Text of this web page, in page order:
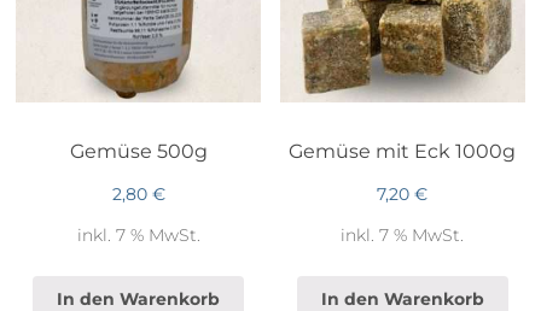
Gemüse 500g
2,80 €
inkl. 7 % MwSt.
In den Warenkorb
Gemüse mit Eck 1000g
7,20€
inkl. 7 % MwSt.
In den Warenkorb